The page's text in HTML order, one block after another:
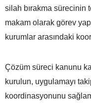
silah bırakma sürecinin
makam olarak görev
kurumlar arasındaki
Çözüm süreci kanunu
kurulun, uygulamayı
koordinasyonunu